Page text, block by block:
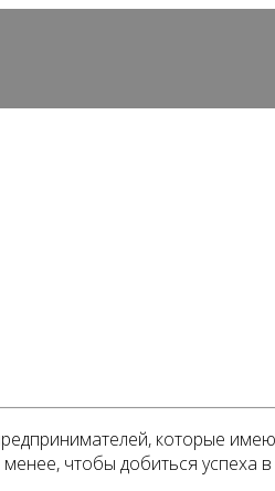
которые
чтобы добиться успеха